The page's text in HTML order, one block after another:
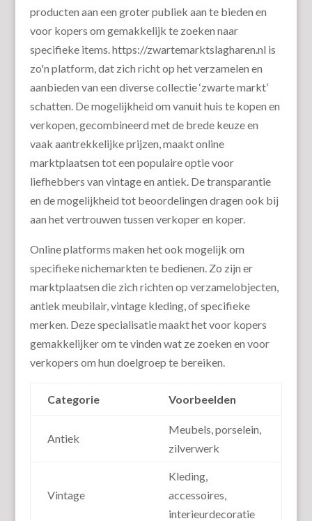
producten aan een groter publiek aan te bieden en
voor kopers om gemakkelijk te zoeken naar
specifieke items. https://zwartemarktslagharen.nl is
zo'n platform, dat zich richt op het verzamelen en
aanbieden van een diverse collectie ‘zwarte markt’
schatten. De mogelijkheid om vanuit huis te kopen en
verkopen, gecombineerd met de brede keuze en
vaak aantrekkelijke prijzen, maakt online
marktplaatsen tot een populaire optie voor
liefhebbers van vintage en antiek. De transparantie
en de mogelijkheid tot beoordelingen dragen ook bij
aan het vertrouwen tussen verkoper en koper.
Online platforms maken het ook mogelijk om
specifieke nichemarkten te bedienen. Zo zijn er
marktplaatsen die zich richten op verzamelobjecten,
antiek meubilair, vintage kleding, of specifieke
merken. Deze specialisatie maakt het voor kopers
gemakkelijker om te vinden wat ze zoeken en voor
verkopers om hun doelgroep te bereiken.
Categorie Voorbeelden
Antiek
Meubels, porselein,
zilverwerk
Vintage
Kleding,
accessoires,
interieurdecoratie